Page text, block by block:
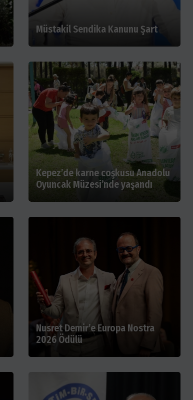
Müstakil Sendika Kanunu Şart
Kepez’de karne coşkusu Anadolu
Oyuncak Müzesi’nde yaşandı
Nusret Demir’e Europa Nostra
2026 Ödülü